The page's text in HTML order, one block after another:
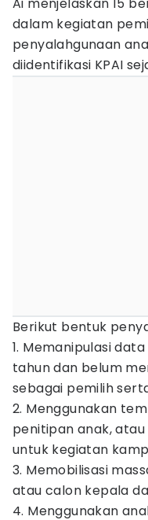
dalam kegiatan
penyalahgunaan
diidentifikasi KPAI
Berikut bentuk
1. Memanipulasi
tahun dan belum
sebagai pemilih
2. Menggunakan
penitipan anak,
untuk kegiatan
3. Memobilisasi
atau calon kepala
4. Menggunakan